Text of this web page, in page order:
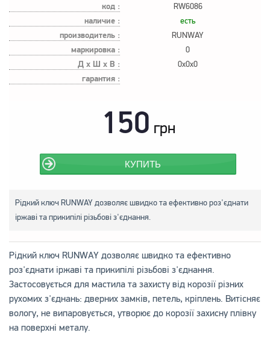
код : RW6086
наличие : есть
производитель : RUNWAY
маркировка : 0
Д х Ш х В : 0x0x0
гарантия :
150 грн
КУПИТЬ
Рідкий ключ RUNWAY дозволяє швидко та ефективно роз'єднати
іржаві та прикипілі різьбові з'єднання.
Рідкий ключ RUNWAY дозволяє швидко та ефективно
роз'єднати іржаві та прикипілі різьбові з'єднання.
Застосовується для мастила та захисту від корозії різних
рухомих з'єднань: дверних замків, петель, кріплень. Витісняє
вологу, не випаровується, утворює до корозії захисну плівку
на поверхні металу.